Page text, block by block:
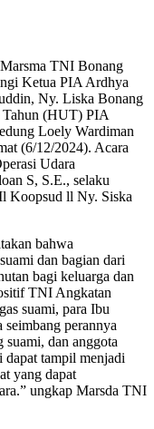
TNI Bonang
Ketua PIA Ardhya
Ny. Liska Bonang
Tahun (HUT) PIA
Loely Wardiman
(6/12/2024). Acara
Udara
S, S.E., selaku
Koopsud ll Ny. Siska
bahwa
dan bagian dari
bagi keluarga dan
TNI Angkatan
suami, para Ibu
seimbang perannya
suami, dan anggota
tampil menjadi
yang dapat
ungkap Marsda TNI